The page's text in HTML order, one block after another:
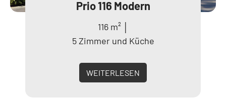
Prio 116 Modern
116 m² │
5 Zimmer und Küche
WEITERLESEN